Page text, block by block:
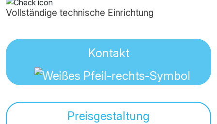
Vollständige technische Einrichtung
Kontakt
Preisgestaltung